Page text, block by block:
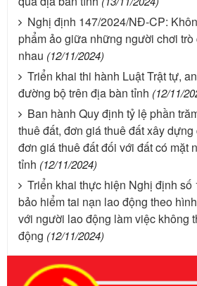
Nghị định 147/2024/NĐ-CP:
phẩm ảo giữa những người chơi
nhau (12/11/2024)
Triển khai thi hành Luật Trật tự,
đường bộ trên địa bàn tỉnh (12/11/
Ban hành Quy định tỷ lệ phần
thuê đất, đơn giá thuê đất xây
đơn giá thuê đất đối với đất có mặt
tỉnh (12/11/2024)
Triển khai thực hiện Nghị định
bảo hiểm tai nạn lao động theo
với người lao động làm việc không
động (12/11/2024)